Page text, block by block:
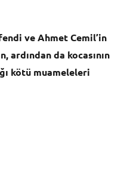
ve Ahmet Cemil’in
ardından da kocasının
kötü muameleleri